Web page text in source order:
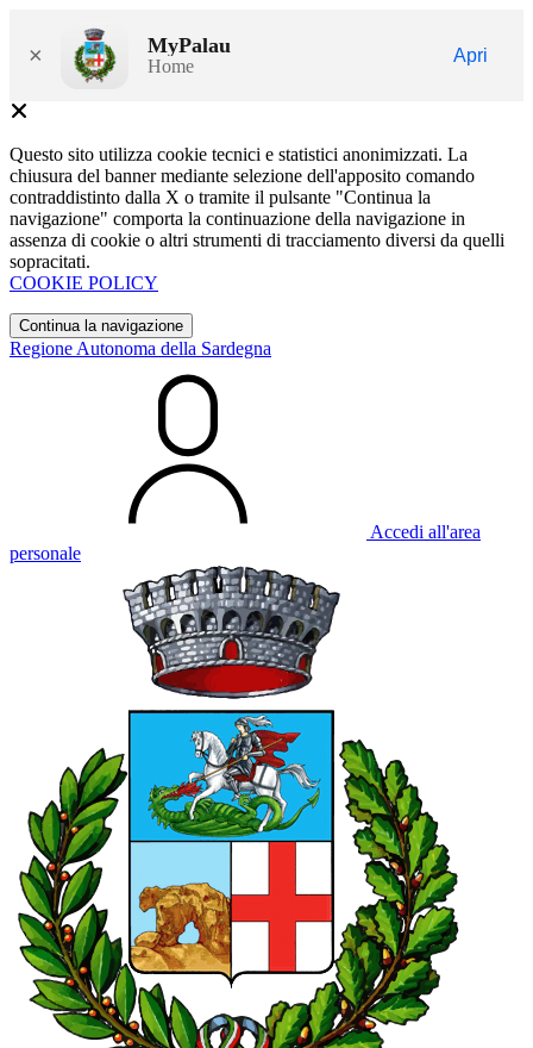
× MyPalau
Home
Apri
Questo sito utilizza cookie tecnici e statistici anonimizzati. La
chiusura del banner mediante selezione dell'apposito comando
contraddistinto dalla X o tramite il pulsante "Continua la
navigazione" comporta la continuazione della navigazione in
assenza di cookie o altri strumenti di tracciamento diversi da quelli
sopracitati.
COOKIE POLICY
Continua la navigazione
Regione Autonoma della Sardegna
Accedi all'area
personale